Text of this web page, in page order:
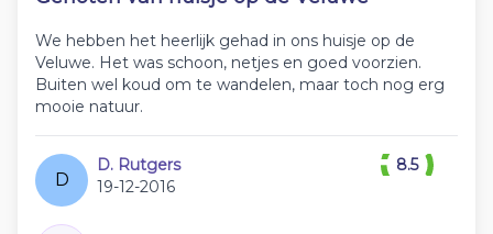
We hebben het heerlijk gehad in ons huisje op de
Veluwe. Het was schoon, netjes en goed voorzien.
Buiten wel koud om te wandelen, maar toch nog erg
mooie natuur.
D
D. Rutgers
19-12-2016
8.5